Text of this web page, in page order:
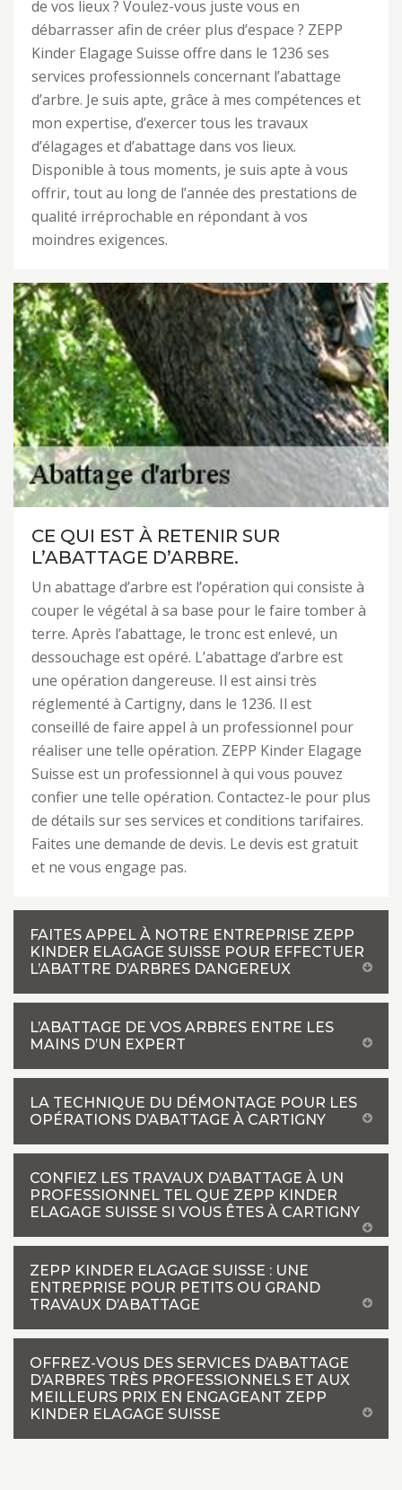
de vos lieux ? Voulez-vous juste vous en
débarrasser afin de créer plus d’espace ? ZEPP
Kinder Elagage Suisse offre dans le 1236 ses
services professionnels concernant l’abattage
d’arbre. Je suis apte, grâce à mes compétences et
mon expertise, d’exercer tous les travaux
d’élagages et d’abattage dans vos lieux.
Disponible à tous moments, je suis apte à vous
offrir, tout au long de l’année des prestations de
qualité irréprochable en répondant à vos
moindres exigences.
CE QUI EST À RETENIR SUR
L’ABATTAGE D’ARBRE.
Un abattage d’arbre est l’opération qui consiste à
couper le végétal à sa base pour le faire tomber à
terre. Après l’abattage, le tronc est enlevé, un
dessouchage est opéré. L’abattage d’arbre est
une opération dangereuse. Il est ainsi très
réglementé à Cartigny, dans le 1236. Il est
conseillé de faire appel à un professionnel pour
réaliser une telle opération. ZEPP Kinder Elagage
Suisse est un professionnel à qui vous pouvez
confier une telle opération. Contactez-le pour plus
de détails sur ses services et conditions tarifaires.
Faites une demande de devis. Le devis est gratuit
et ne vous engage pas.
FAITES APPEL À NOTRE ENTREPRISE ZEPP
KINDER ELAGAGE SUISSE POUR EFFECTUER
L’ABATTRE D’ARBRES DANGEREUX
L’ABATTAGE DE VOS ARBRES ENTRE LES
MAINS D’UN EXPERT
LA TECHNIQUE DU DÉMONTAGE POUR LES
OPÉRATIONS D’ABATTAGE À CARTIGNY
CONFIEZ LES TRAVAUX D’ABATTAGE À UN
PROFESSIONNEL TEL QUE ZEPP KINDER
ELAGAGE SUISSE SI VOUS ÊTES À CARTIGNY
ZEPP KINDER ELAGAGE SUISSE : UNE
ENTREPRISE POUR PETITS OU GRAND
TRAVAUX D’ABATTAGE
OFFREZ-VOUS DES SERVICES D’ABATTAGE
D’ARBRES TRÈS PROFESSIONNELS ET AUX
MEILLEURS PRIX EN ENGAGEANT ZEPP
KINDER ELAGAGE SUISSE